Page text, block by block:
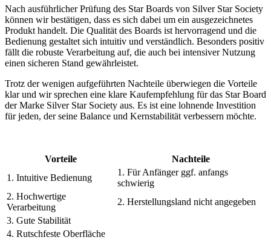
Nach ausführlicher Prüfung des Star Boards von Silver Star Society
können wir bestätigen, dass es sich dabei um ein ausgezeichnetes
Produkt handelt. Die Qualität des Boards ist hervorragend und die
Bedienung gestaltet sich intuitiv und verständlich. Besonders positiv
fällt die robuste Verarbeitung auf, die auch bei intensiver Nutzung
einen sicheren Stand gewährleistet.
Trotz der wenigen aufgeführten Nachteile überwiegen die Vorteile
klar und wir sprechen eine klare Kaufempfehlung für das Star Board
der Marke Silver Star Society aus. Es ist eine lohnende Investition
für jeden, der seine Balance und Kernstabilität verbessern möchte.
Vorteile
Nachteile
1. Intuitive Bedienung
1. Für Anfänger ggf. anfangs
schwierig
2. Hochwertige
Verarbeitung
2. Herstellungsland nicht angegeben
3. Gute Stabilität
4. Rutschfeste Oberfläche